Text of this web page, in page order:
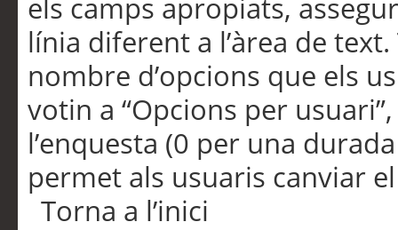
els camps apropiats,
línia diferent a l’àrea de
nombre d’opcions que els
votin a “Opcions per
l’enquesta (0 per una
permet als usuaris canviar
Torna a l’inici